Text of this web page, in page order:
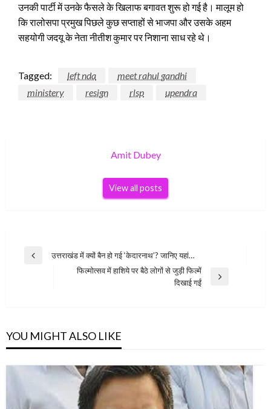
उनकी पार्टी में उनके फैसले के खिलाफ बगावत शुरू हो गई है। मालूम हो
कि रालोसपा प्रमुख पिछले कुछ सप्ताहों से भाजपा और उसके अहम
सहयोगी जदयू के नेता नीतीश कुमार पर निशाना साध रहे थे।
Tagged: left nda
meet rahul gandhi
ministery
resign rlsp upendra
Amit Dubey
View all posts
Post
navigation
Previous
उत्तराखंड में क्यों बैन हो गई ‘केदारनाथ’? जानिए यहां…
फिल्मोत्सव में हाशिये पर बैठे लोगों से जुड़ी फिल्में
दिखाई गईं
YOU MIGHT ALSO LIKE